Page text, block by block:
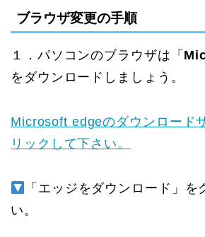
ブラウザ変更の手順
１．パソコンのブラウザは「
をダウンロードしましょう。
Microsoft edgeのダウンロード
リックして下さい。
「エッジをダウンロード」を
い。